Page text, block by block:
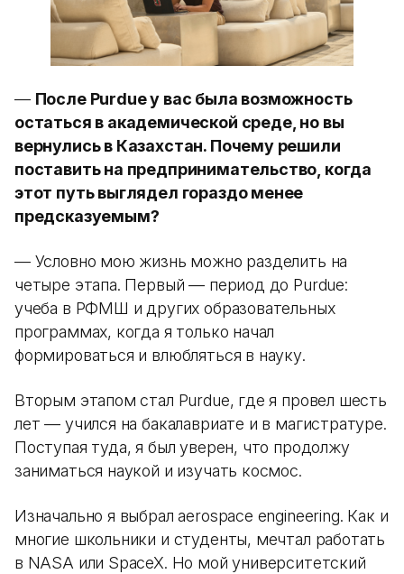
— После Purdue у вас была возможность
остаться в академической среде, но вы
вернулись в Казахстан. Почему решили
поставить на предпринимательство, когда
этот путь выглядел гораздо менее
предсказуемым?
— Условно мою жизнь можно разделить на
четыре этапа. Первый — период до Purdue:
учеба в РФМШ и других образовательных
программах, когда я только начал
формироваться и влюбляться в науку.
Вторым этапом стал Purdue, где я провел шесть
лет — учился на бакалавриате и в магистратуре.
Поступая туда, я был уверен, что продолжу
заниматься наукой и изучать космос.
Изначально я выбрал aerospace engineering. Как и
многие школьники и студенты, мечтал работать
в NASA или SpaceX. Но мой университетский